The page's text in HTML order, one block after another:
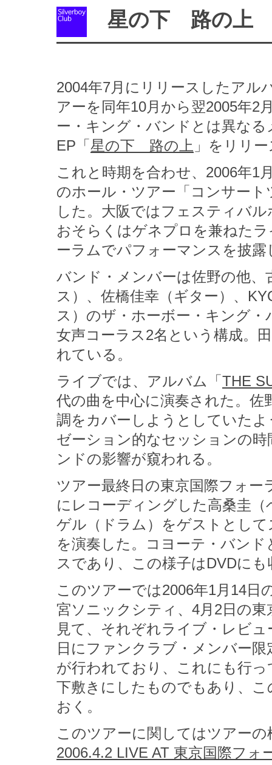
星の下 路の上
2004年7月にリリースしたアル
アーを同年10月から翌2005年2
ー・キング・バンドとは異な
EP「 星の下 路の上 」をリリ
これと時期を合わせ、2006年1
のホール・ツアー「コンサー
した。大阪ではフェスティバ
おそらくはゲネプロを兼ねた
ーラムでパフォーマンスを披露
バンド・メンバーは佐野の他
ス）、佐橋佳幸（ギター）、
ス）のザ・ホーボー・キング
女声コーラス2名という構成。
れている。
ライブでは、アルバム「 THE
代の曲を中心に演奏された。
調をカバーしようとしていた
ゼーション的なセッションの
ンドの影響が窺われる。
ツアー最終日の東京国際フォ
にレコーディングした高桑圭
ゲル（ドラム）をゲストとし
を演奏した。コヨーテ・バン
スであり、この様子はDVDに
このツアーでは2006年1月14日
宮ソニックシティ、4月2日の
見て、それぞれライブ・レビ
日にファンクラブ・メンバー
が行われており、これにも行
下敷きにしたものでもあり、
おく。
このツアーに関してはツアー
2006.4.2 LIVE AT 東京国際フォ